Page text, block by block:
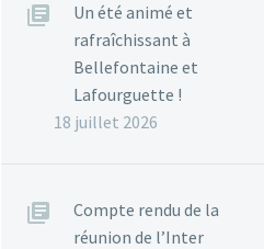
Un été animé et
rafraîchissant à
Bellefontaine et
Lafourguette !
18 juillet 2026
Compte rendu de la
réunion de l’Inter